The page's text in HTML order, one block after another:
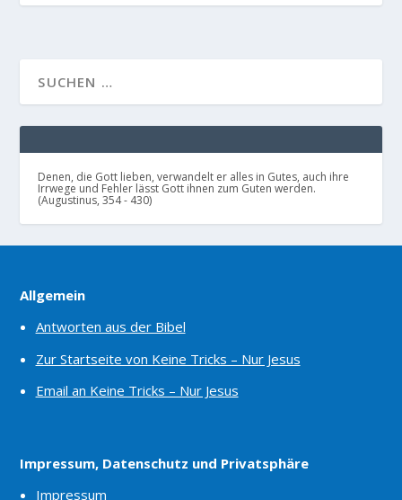
Denen, die Gott lieben, verwandelt er alles in Gutes, auch ihre
Irrwege und Fehler lässt Gott ihnen zum Guten werden.
(Augustinus, 354 - 430)
Allgemein
Antworten aus der Bibel
Zur Startseite von Keine Tricks – Nur Jesus
Email an Keine Tricks – Nur Jesus
Impressum, Datenschutz und Privatsphäre
Impressum